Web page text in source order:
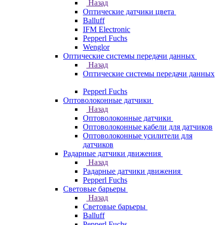
Назад
Оптические датчики цвета
Balluff
IFM Electronic
Pepperl Fuchs
Wenglor
Оптические системы передачи данных
Назад
Оптические системы передачи данных
Pepperl Fuchs
Оптоволоконные датчики
Назад
Оптоволоконные датчики
Оптоволоконные кабели для датчиков
Оптоволоконные усилители для
датчиков
Радарные датчики движения
Назад
Радарные датчики движения
Pepperl Fuchs
Световые барьеры
Назад
Световые барьеры
Balluff